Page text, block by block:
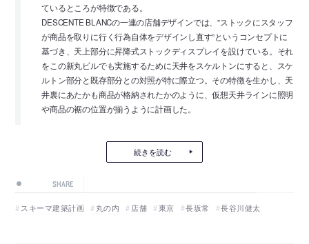
ているところが特徴である。
DESCENTE BLANCの一連の店舗デザインでは、”ストックにスタッフ
が商品を取りに行く行為自体をデザインし直す”というコンセプトに
基づき、天上部分に昇降式ストックディスプレイを設けている。それ
をこの新丸ビルでも実施するために天井をスケルトンにすると、スケ
ルトン部分と既存部分との対照が特に際立つ。その特徴を生かし、天
井裏にあたかも商品が格納されたかのように、仮想天井ラインに照明
や商品の裾の位置が揃うように計画した。
続きを読む
SHARE
スキーマ建築計画 丸の内 店舗 東京 長坂常 長谷川健太